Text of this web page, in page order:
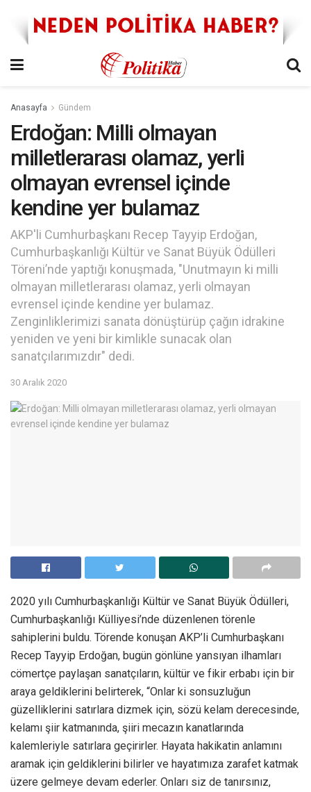
Anasayfa Gündem
Erdoğan: Milli olmayan
milletlerarası olamaz, yerli
olmayan evrensel içinde
kendine yer bulamaz
AKP'li Cumhurbaşkanı Recep Tayyip Erdoğan,
Cumhurbaşkanlığı Kültür ve Sanat Büyük Ödülleri
Töreni’nde yaptığı konuşmada, "Unutmayın ki milli
olmayan milletlerarası olamaz, yerli olmayan
evrensel içinde kendine yer bulamaz.
Zenginliklerimizi sanata dönüştürüp çağın idrakine
yeniden ve yeni bir kimlikle sunacak olan
sanatçılarımızdır" dedi.
30 Aralık 2020
2020 yılı Cumhurbaşkanlığı Kültür ve Sanat Büyük Ödülleri,
Cumhurbaşkanlığı Külliyesi’nde düzenlenen törenle
sahiplerini buldu. Törende konuşan AKP’li Cumhurbaşkanı
Recep Tayyip Erdoğan, bugün gönlüne yansıyan ilhamları
cömertçe paylaşan sanatçıların, kültür ve fikir erbabı için bir
araya geldiklerini belirterek, “Onlar ki sonsuzluğun
güzelliklerini satırlara dizmek için, sözü kelam derecesinde,
kelamı şiir katmanında, şiiri mecazın kanatlarında
kalemleriyle satırlara geçirirler. Hayata hakikatin anlamını
aramak için geldiklerini bilirler ve hayatımıza zarafet katmak
üzere gelmeye devam ederler. Onları siz de tanırsınız,